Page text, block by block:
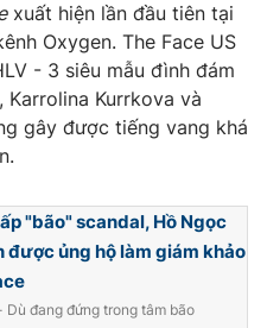
Thể thao
động sản
mình bằng AI
xuất hiện lần đầu tiên tại
Oxygen. The Face US
- 3 siêu mẫu đình đám
Kurrkova và
gây được tiếng vang khá
"bão" scandal, Hồ Ngọc
được ủng hộ làm giám khảo
Dù đang đứng trong tâm bão